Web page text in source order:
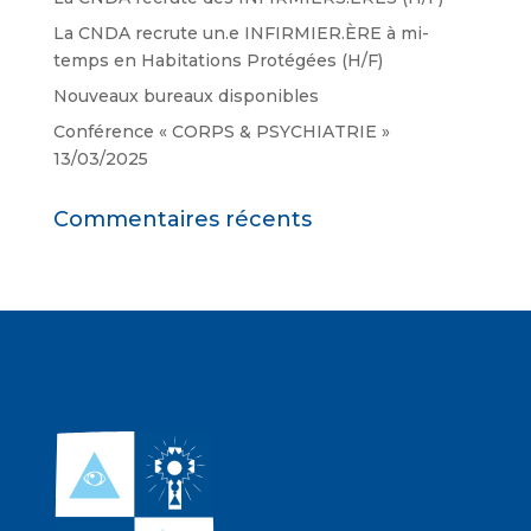
La CNDA recrute un.e INFIRMIER.ÈRE à mi-
temps en Habitations Protégées (H/F)
Nouveaux bureaux disponibles
Conférence « CORPS & PSYCHIATRIE »
13/03/2025
Commentaires récents